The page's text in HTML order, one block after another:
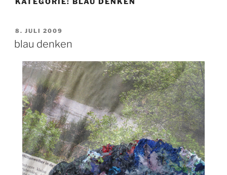
VERÖFFENTLICHT
AM
8. JULI 2009
blau denken